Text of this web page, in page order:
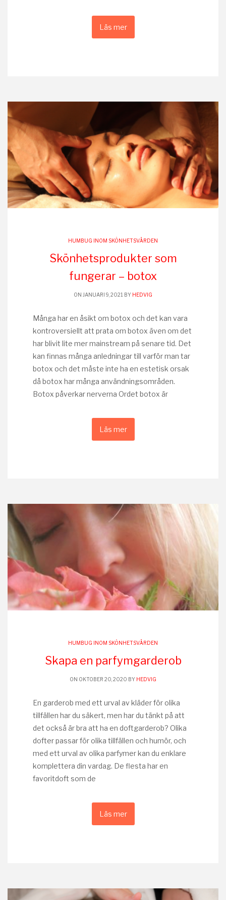
Läs mer
HUMBUG INOM SKÖNHETSVÅRDEN
Skönhetsprodukter som
fungerar – botox
ON JANUARI 9, 2021 BY HEDVIG
Många har en åsikt om botox och det kan vara
kontroversiellt att prata om botox även om det
har blivit lite mer mainstream på senare tid. Det
kan finnas många anledningar till varför man tar
botox och det måste inte ha en estetisk orsak
då botox har många användningsområden.
Botox påverkar nerverna Ordet botox är
Läs mer
HUMBUG INOM SKÖNHETSVÅRDEN
Skapa en parfymgarderob
ON OKTOBER 20, 2020 BY HEDVIG
En garderob med ett urval av kläder för olika
tillfällen har du säkert, men har du tänkt på att
det också är bra att ha en doftgarderob? Olika
dofter passar för olika tillfällen och humör, och
med ett urval av olika parfymer kan du enklare
komplettera din vardag. De flesta har en
favoritdoft som de
Läs mer